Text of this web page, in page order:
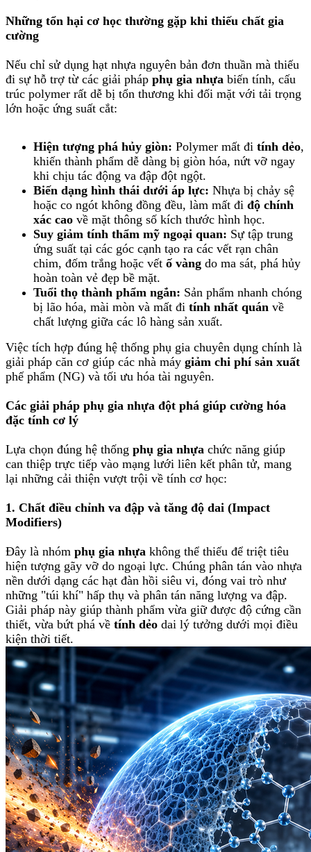
Những tổn hại cơ học thường gặp khi thiếu chất gia
cường
Nếu chỉ sử dụng hạt nhựa nguyên bản đơn thuần mà thiếu
đi sự hỗ trợ từ các giải pháp phụ gia nhựa biến tính, cấu
trúc polymer rất dễ bị tổn thương khi đối mặt với tải trọng
lớn hoặc ứng suất cắt:
Hiện tượng phá hủy giòn: Polymer mất đi tính dẻo,
khiến thành phẩm dễ dàng bị giòn hóa, nứt vỡ ngay
khi chịu tác động va đập đột ngột.
Biến dạng hình thái dưới áp lực: Nhựa bị chảy sệ
hoặc co ngót không đồng đều, làm mất đi độ chính
xác cao về mặt thông số kích thước hình học.
Suy giảm tính thẩm mỹ ngoại quan: Sự tập trung
ứng suất tại các góc cạnh tạo ra các vết rạn chân
chim, đốm trắng hoặc vết ố vàng do ma sát, phá hủy
hoàn toàn vẻ đẹp bề mặt.
Tuổi thọ thành phẩm ngắn: Sản phẩm nhanh chóng
bị lão hóa, mài mòn và mất đi tính nhất quán về
chất lượng giữa các lô hàng sản xuất.
Việc tích hợp đúng hệ thống phụ gia chuyên dụng chính là
giải pháp căn cơ giúp các nhà máy giảm chi phí sản xuất
phế phẩm (NG) và tối ưu hóa tài nguyên.
Các giải pháp phụ gia nhựa đột phá giúp cường hóa
đặc tính cơ lý
Lựa chọn đúng hệ thống phụ gia nhựa chức năng giúp
can thiệp trực tiếp vào mạng lưới liên kết phân tử, mang
lại những cải thiện vượt trội về tính cơ học:
1. Chất điều chỉnh va đập và tăng độ dai (Impact
Modifiers)
Đây là nhóm phụ gia nhựa không thể thiếu để triệt tiêu
hiện tượng gãy vỡ do ngoại lực. Chúng phân tán vào nhựa
nền dưới dạng các hạt đàn hồi siêu vi, đóng vai trò như
những "túi khí" hấp thụ và phân tán năng lượng va đập.
Giải pháp này giúp thành phẩm vừa giữ được độ cứng cần
thiết, vừa bứt phá về tính dẻo dai lý tưởng dưới mọi điều
kiện thời tiết.